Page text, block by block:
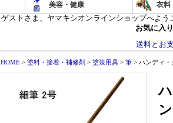
美容・健康 衣料
ゲストさま、ヤマキシオンラインショップへよう
お気に入
送料とお
HOME > 塗料・接着・補修剤 > 塗装用具 > 筆 > ハンディ